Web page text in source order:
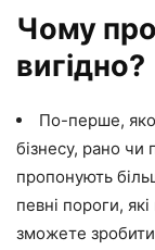
Чому
вигідно?
По-перше,
бізнесу, рано чи
пропонують
певні пороги,
зможете зробити